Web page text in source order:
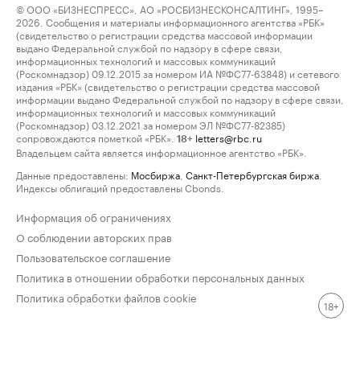
© ООО «БИЗНЕСПРЕСС», АО «РОСБИЗНЕСКОНСАЛТИНГ», 1995–
2026. Сообщения и материалы информационного агентства «РБК»
(свидетельство о регистрации средства массовой информации
выдано Федеральной службой по надзору в сфере связи,
информационных технологий и массовых коммуникаций
(Роскомнадзор) 09.12.2015 за номером ИА №ФС77-63848) и сетевого
издания «РБК» (свидетельство о регистрации средства массовой
информации выдано Федеральной службой по надзору в сфере связи,
информационных технологий и массовых коммуникаций
(Роскомнадзор) 03.12.2021 за номером ЭЛ №ФС77-82385)
сопровождаются пометкой «РБК».
18+ letters@rbc.ru
Владельцем сайта является информационное агентство «РБК».
Данные предоставлены: Мосбиржа Санкт-Петербургская биржа
Индексы облигаций предоставлены Cbonds.
Информация об ограничениях
О соблюдении авторских прав
Пользовательское соглашение
Политика в отношении обработки персональных данных
Политика обработки файлов cookie
18+